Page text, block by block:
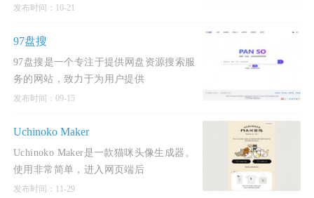
发布时间：10-21
97盘搜
97盘搜是一个专注于提供网盘资源搜索服
务的网站，致力于为用户提供
发布时间：09-15
Uchinoko Maker
Uchinoko Maker是一款猫咪头像生成器。
使用非常简单，进入网页端后
发布时间：11-29